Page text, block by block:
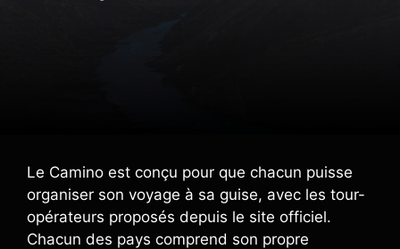
Le Camino est conçu pour que chacun puisse
organiser son voyage à sa guise, avec les tour-
opérateurs proposés depuis le site officiel.
Chacun des pays comprend son propre